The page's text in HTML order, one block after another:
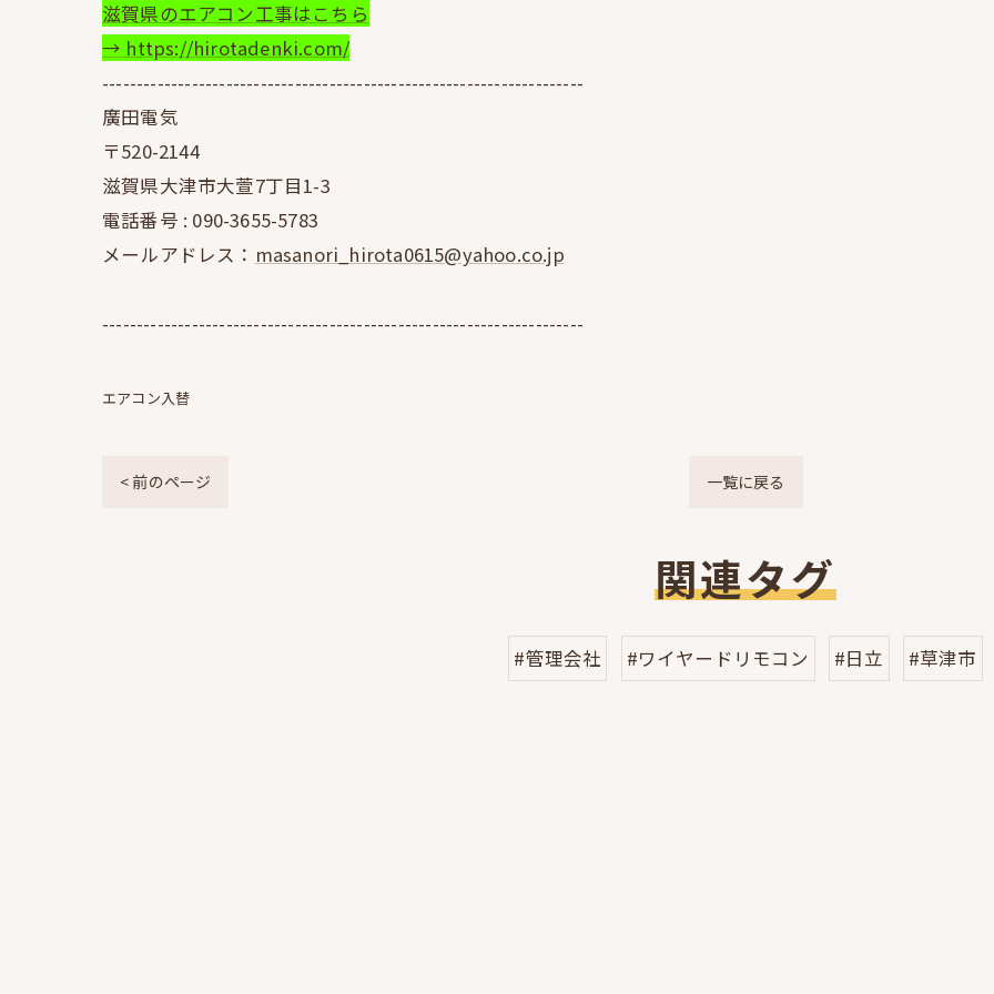
滋賀県のエアコン工事はこちら
→ https://hirotadenki.com/
----------------------------------------------------------------------
廣田電気
〒520-2144
滋賀県大津市大萱7丁目1-3
電話番号 : 090-3655-5783
メールアドレス： masanori_hirota0615@yahoo.co.jp
----------------------------------------------------------------------
エアコン入替
< 前のページ 一覧に戻る
関連タグ
#管理会社 #ワイヤードリモコン #日立 #草津市